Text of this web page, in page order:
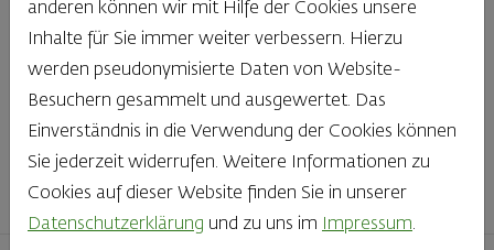
der Wahl zu haben? Noch dazu, wenn so großer Wert
auf den kleinen, feinen Unterschied gelegt wird, wie bei
Haubis. Beste Zutaten und Handwerk, das seinen
Namen auch verdient – das schmeckt man einfach!
Finden Sie Ihr Lieblingsprodukt
anderen können wir mit Hilfe der Cookies unsere
Inhalte für Sie immer weiter verbessern. Hierzu
werden pseudonymisierte Daten von Website-
Besuchern gesammelt und ausgewertet. Das
Einverständnis in die Verwendung der Cookies können
Sie jederzeit widerrufen. Weitere Informationen zu
Cookies auf dieser Website finden Sie in unserer
Datenschutzerklärung und zu uns im Impressum.